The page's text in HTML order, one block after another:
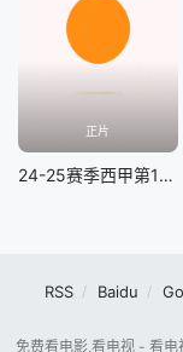
正片
24-25赛季西甲第15轮 巴拉多利德VS马德里竞技
RSS Baidu
免费看电影,看电视 - 看电